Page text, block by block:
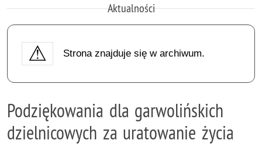
Aktualności
Strona znajduje się w archiwum.
Podziękowania dla garwolińskich
dzielnicowych za uratowanie życia